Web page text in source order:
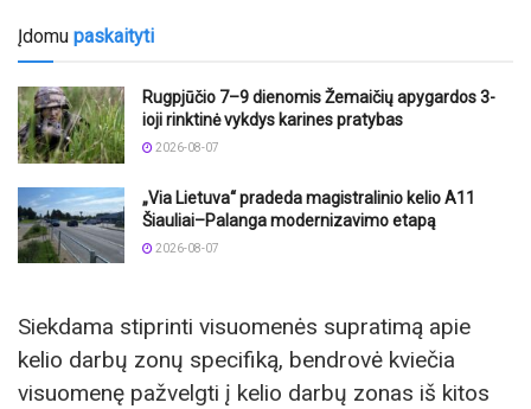
Įdomu paskaityti
Rugpjūčio 7–9 dienomis Žemaičių apygardos 3-
ioji rinktinė vykdys karines pratybas
2026-08-07
„Via Lietuva“ pradeda magistralinio kelio A11
Šiauliai–Palanga modernizavimo etapą
2026-08-07
Siekdama stiprinti visuomenės supratimą apie
kelio darbų zonų specifiką, bendrovė kviečia
visuomenę pažvelgti į kelio darbų zonas iš kitos